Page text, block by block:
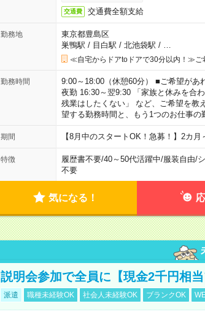
交通費 交通費全額支給
勤務地
東京都豊島区
巣鴨駅 / 目白駅 / 北池袋駅 /
≪自宅からドアtoドアで30分以内！≫ご
勤務時間
9:00～18:00（休憩60分） ■ご希望があ
夜勤 16:30～翌9:30 「家族と休みを合
残業はしたくない」 など、ご希望を
望する勤務時間と、もう1つのお仕事の
期間 【8月中のスタートOK！急募！】2カ
特徴 履歴書不要/40～50代活躍中/服装自由/
不要
気になる！
説明会参加で全員に【現金2千円相
派遣 職種未経験OK 社会人未経験OK ブランクOK